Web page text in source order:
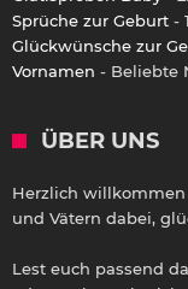
Sprüche zur Geburt -
Glückwünsche zur
Vornamen - Beliebte
ÜBER UNS
Herzlich
und Vätern dabei,
Lest euch passend